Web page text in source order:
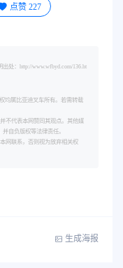
点赞 227
处：http://www.wfbyd.com/136.ht
均属比亚迪叉车所有。若需转载
不代表本网赞同其观点。其他媒
自负版权等法律责任。
网联系，否则视为放弃相关权
生成海报